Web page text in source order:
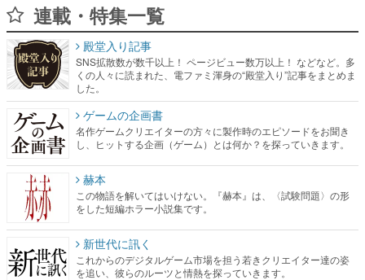
連載・特集一覧
殿堂入り記事
SNS拡散数が数千以上！ ページビュー数万以上！ などなど。多
くの人々に読まれた、電ファミ渾身の“殿堂入り”記事をまとめま
した。
ゲームの企画書
名作ゲームクリエイターの方々に製作時のエピソードをお聞き
し、ヒットする企画（ゲーム）とは何か？を探っていきます。
赫本
この物語を解いてはいけない。『赫本』は、〈試験問題〉の形
をした短編ホラー小説集です。
新世代に訊く
これからのデジタルゲーム市場を担う若きクリエイター達の姿
を追い、彼らのルーツと情熱を探っていきます。